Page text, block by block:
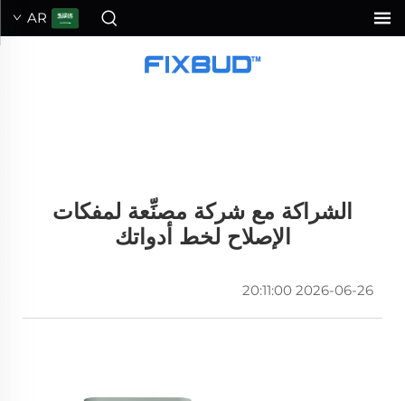
AR
الشراكة مع شركة مصنِّعة لمفكات
الإصلاح لخط أدواتك
2026-06-26 20:11:00